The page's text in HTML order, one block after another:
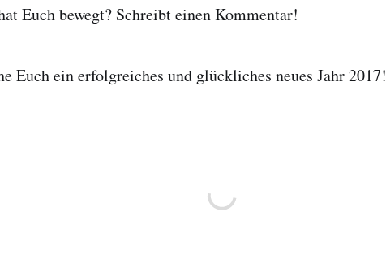
Euch bewegt? Schreibt einen Kommentar!
Euch ein erfolgreiches und glückliches neues Jahr 2017!